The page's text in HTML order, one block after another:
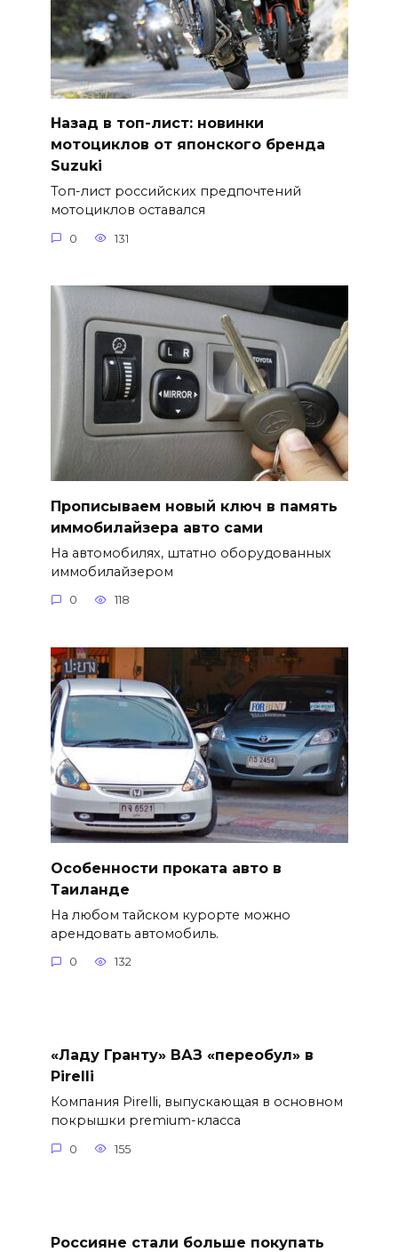
Назад в топ-лист: новинки
мотоциклов от японского бренда
Suzuki
Топ-лист российских предпочтений
мотоциклов оставался
0 131
Прописываем новый ключ в память
иммобилайзера авто сами
На автомобилях, штатно оборудованных
иммобилайзером
0 118
Особенности проката авто в
Таиланде
На любом тайском курорте можно
арендовать автомобиль.
0 132
«Ладу Гранту» ВАЗ «переобул» в
Pirelli
Компания Pirelli, выпускающая в основном
покрышки premium-класса
0 155
Россияне стали больше покупать